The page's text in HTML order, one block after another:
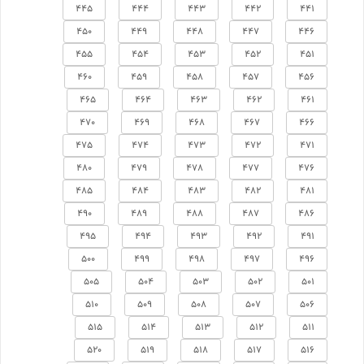
441
442
443
444
445
446
447
448
449
450
451
452
453
454
455
456
457
458
459
460
461
462
463
464
465
466
467
468
469
470
471
472
473
474
475
476
477
478
479
480
481
482
483
484
485
486
487
488
489
490
491
492
493
494
495
496
497
498
499
500
501
502
503
504
505
506
507
508
509
510
511
512
513
514
515
516
517
518
519
520